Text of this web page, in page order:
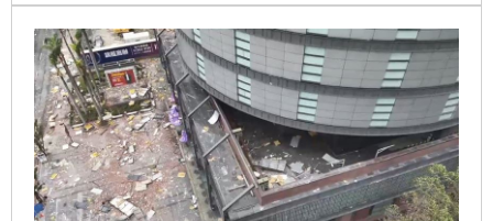
護人員到場接手才離開，兩人的善舉及身分也在今天曝
光。